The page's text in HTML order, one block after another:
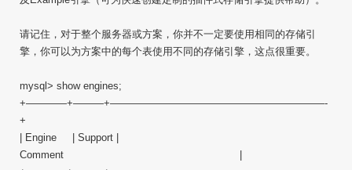
请记住，对于整个服务器或方案，你并不一定要使用相同的存储引
擎，你可以为方案中的每个表使用不同的存储引擎，这点很重要。
mysql> show engines;
+————+———+—————————————————————-
+
| Engine | Support |
Comment |